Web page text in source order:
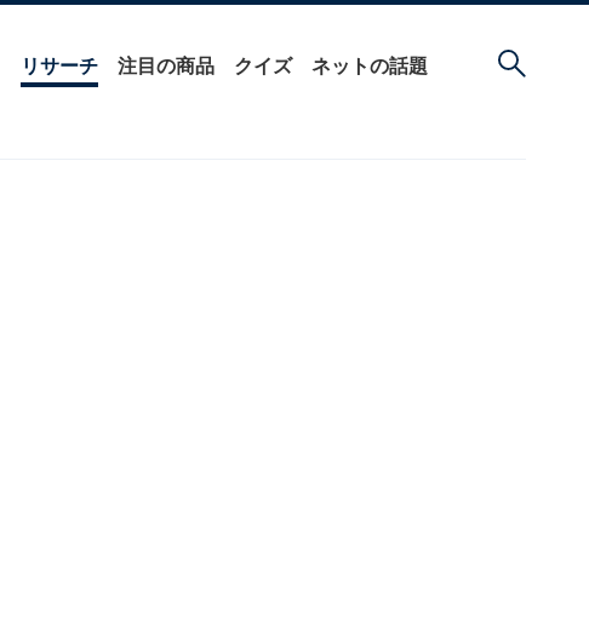
リサーチ 注目の商品 クイズ ネットの話題